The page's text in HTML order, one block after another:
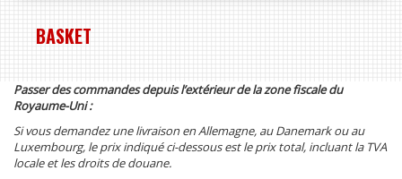
BASKET
Passer des commandes depuis l’extérieur de la zone fiscale du
Royaume-Uni :
Si vous demandez une livraison en Allemagne, au Danemark ou au
Luxembourg, le prix indiqué ci-dessous est le prix total, incluant la TVA
locale et les droits de douane.